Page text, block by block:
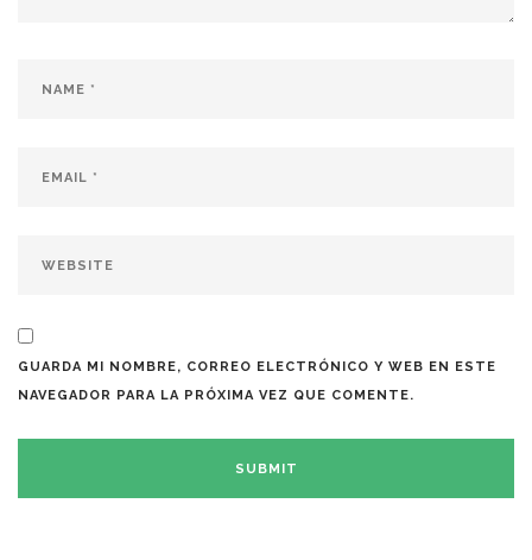
GUARDA MI NOMBRE, CORREO ELECTRÓNICO Y WEB EN ESTE
NAVEGADOR PARA LA PRÓXIMA VEZ QUE COMENTE.